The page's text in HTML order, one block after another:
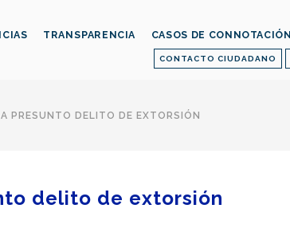
CONTACTO CIUDADANO
TRANSPARENCIA CASOS DE CONNOTACIÓN
PRESUNTO DELITO DE EXTORSIÓN
delito de extorsión